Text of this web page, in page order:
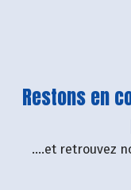
Restons en
....et retrouvez